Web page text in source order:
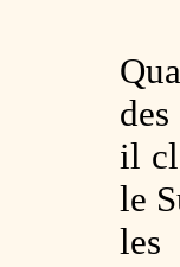
il
le
les